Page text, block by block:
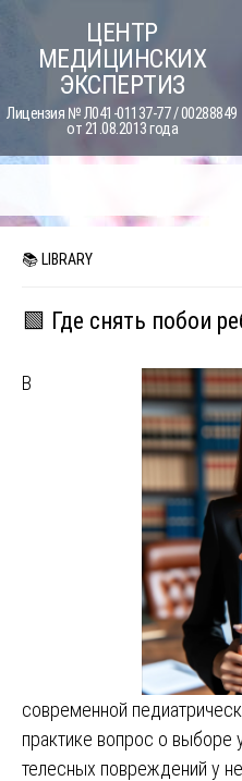
content
ЦЕНТР
МЕДИЦИНСКИХ
ЭКСПЕРТИЗ
Лицензия № Л041-01137-77 / 00288849
от 21.08.2013 года
📚 LIBRARY
🟩 Где снять побои
В
современной
практике вопрос о
телесных повреждений у